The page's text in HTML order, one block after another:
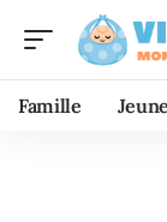
Famille